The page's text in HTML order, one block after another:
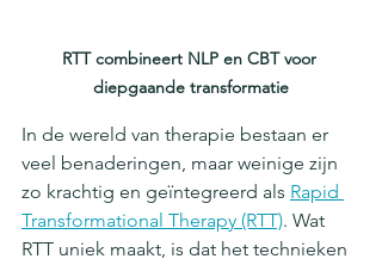
RTT combineert NLP en CBT voor
diepgaande transformatie
In de wereld van therapie bestaan er
veel benaderingen, maar weinige zijn
zo krachtig en geïntegreerd als Rapid
Transformational Therapy (RTT). Wat
RTT uniek maakt, is dat het technieken